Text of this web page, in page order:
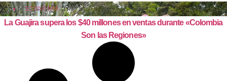
ECONOMÍA
La Guajira supera los $40 millones en ventas durante «Colombia
Son las Regiones»